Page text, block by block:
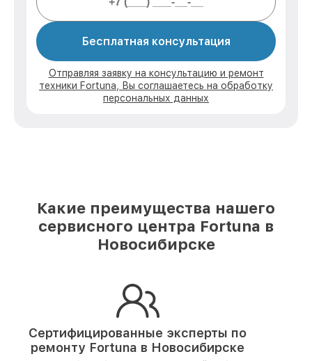
Бесплатная консультация
Отправляя заявку на консультацию и ремонт
техники Fortuna, Вы соглашаетесь на обработку
персональных данных
Какие преимущества нашего
сервисного центра Fortuna в
Новосибирске
Сертифицированные эксперты по
ремонту Fortuna в Новосибирске